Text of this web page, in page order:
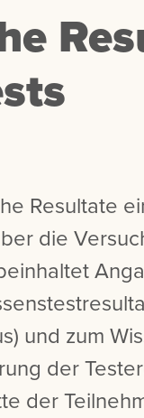
Resultate
die
und zum
der
der